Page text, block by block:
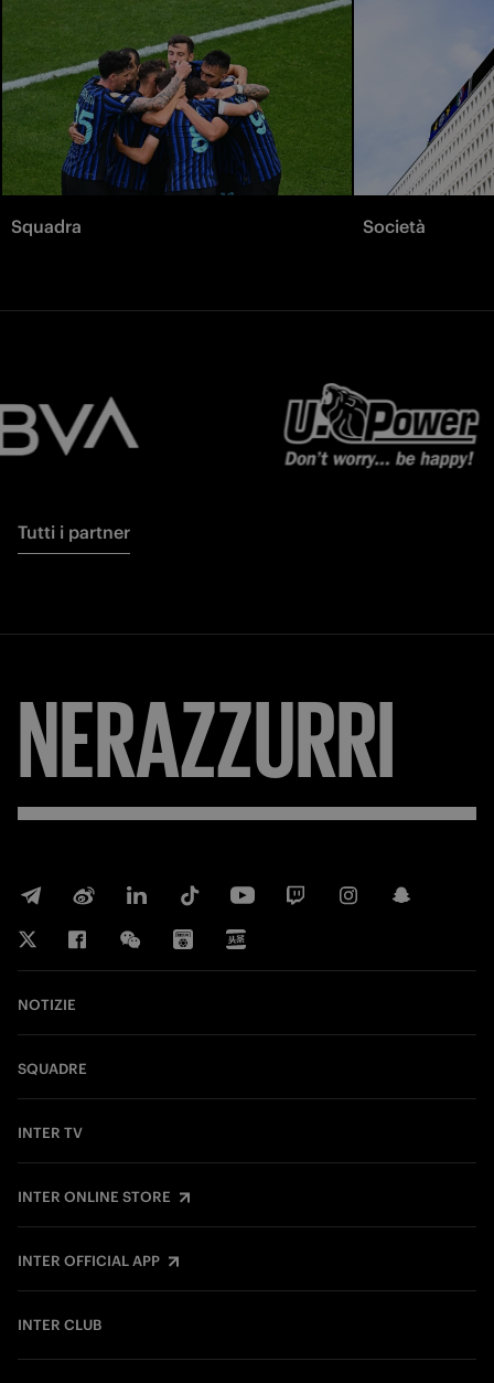
Squadra Società
Tutti i partner
NERAZZURRI
NOTIZIE
SQUADRE
INTER TV
INTER ONLINE STORE
INTER OFFICIAL APP
INTER CLUB